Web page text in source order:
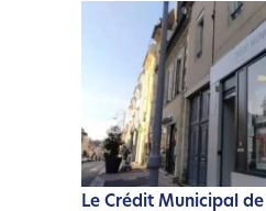
Le Crédit Municipal